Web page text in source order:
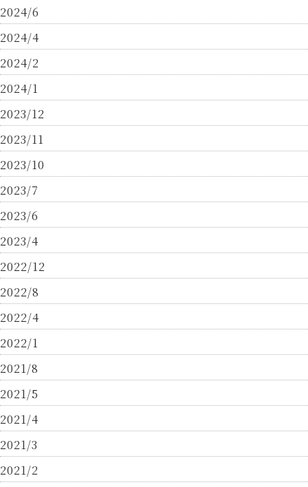
2024/6
2024/4
2024/2
2024/1
2023/12
2023/11
2023/10
2023/7
2023/6
2023/4
2022/12
2022/8
2022/4
2022/1
2021/8
2021/5
2021/4
2021/3
2021/2